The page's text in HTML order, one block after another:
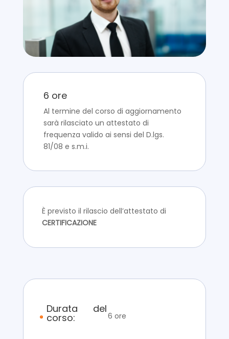
6 ore
Al termine del corso di aggiornamento
sarà rilasciato un attestato di
frequenza valido ai sensi del D.lgs.
81/08 e s.m.i.
È previsto il rilascio dell’attestato di
CERTIFICAZIONE
Durata del
corso: 6 ore